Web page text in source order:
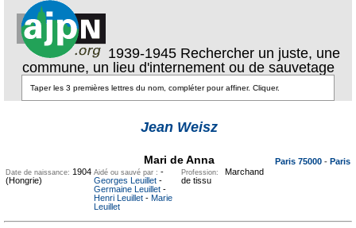
1939-1945 Rechercher un juste, une
commune, un lieu d'internement ou de sauvetage
Jean Weisz
Mari de Anna
Paris 75000 - Paris
Date de naissance: 1904
(Hongrie)
Aidé ou sauvé par : -
Georges Leuillet -
Germaine Leuillet -
Henri Leuillet - Marie
Leuillet
Profession: Marchand
de tissu